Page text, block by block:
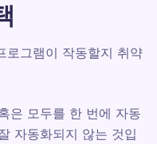
로그램이 작동할지 취약
은 모두를 한 번에 자동
자동화되지 않는 것입